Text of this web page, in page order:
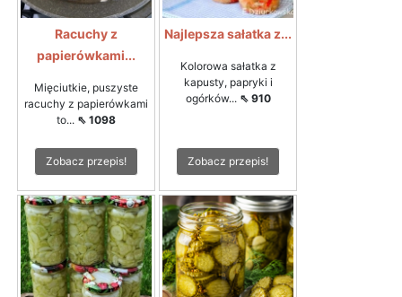
Racuchy z
papierówkami...
Mięciutkie, puszyste
racuchy z papierówkami
to... ⇖ 1098
Zobacz przepis!
Najlepsza sałatka z...
Kolorowa sałatka z
kapusty, papryki i
ogórków... ⇖ 910
Zobacz przepis!